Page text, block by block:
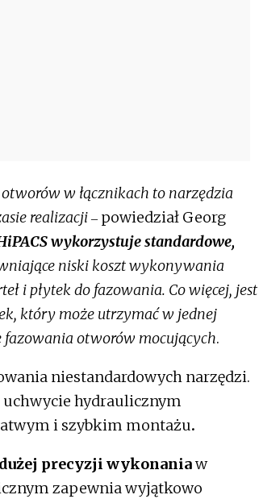
w łącznikach to narzędzia
realizacji – powiedział Georg
wykorzystuje standardowe,
niski koszt wykonywania
i płytek do fazowania. Co więcej, jest
który może utrzymać w jednej
fazowania otworów mocujących.
niestandardowych narzędzi.
hydraulicznym
i szybkim montażu.
precyzji wykonaniaw
zapewnia wyjątkowo